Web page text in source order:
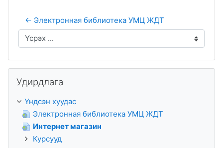
← Электронная библиотека УМЦ ЖДТ
Үсрэх ...
Удирдлага
Үндсэн хуудас
Электронная библиотека УМЦ ЖДТ
Интернет магазин
Курсууд